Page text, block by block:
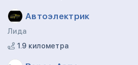
Автоэлектрик
Лида
1.9 километра